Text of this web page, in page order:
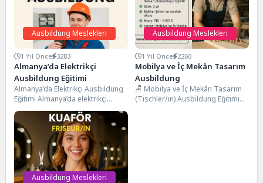
Ausbildung Meslekleri
1 Yıl Önce 3283
Almanya’da Elektrikçi
Ausbildung Eğitimi
Almanya’da Elektrikçi Ausbildung
Eğitimi Almanya’da elektrikçi
Ausbildung eğitimi, teknik
becerilerle donanmış, yüksek iş
garantili ve...
Ausbildung Meslekleri
1 Yıl Önce 2260
Mobilya ve İç Mekân Tasarım
Ausbildung
🪑 Mobilya ve İç Mekân Tasarım
(Tischler/in) Ausbildung Eğitimi
Ausbildung Meslekleri